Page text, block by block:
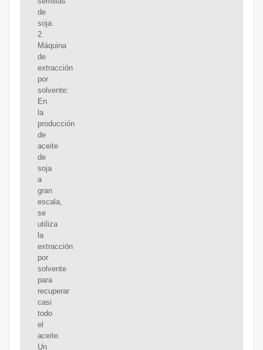
de
soja.
2.
Máquina
de
extracción
por
solvente:
En
la
producción
de
aceite
de
soja
a
gran
escala,
se
utiliza
la
extracción
por
solvente
para
recuperar
casi
todo
el
aceite.
Un